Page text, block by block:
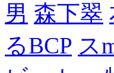
男 森下翠
るBCP ス